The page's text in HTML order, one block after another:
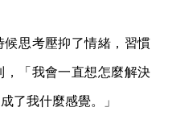
思考壓抑了情緒，習慣
，「我會一直想怎麼解決
了我什麼感覺。」